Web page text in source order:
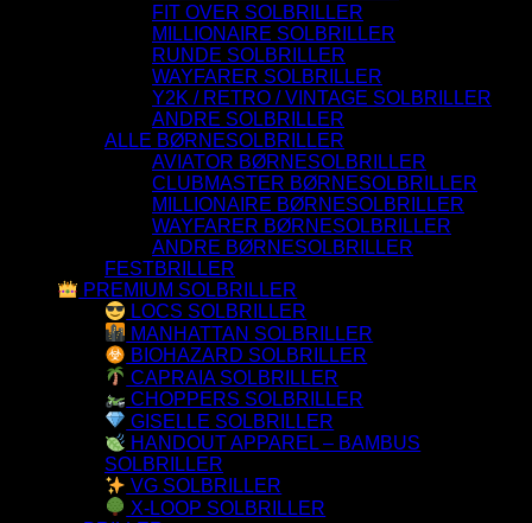
FIT OVER SOLBRILLER
MILLIONAIRE SOLBRILLER
RUNDE SOLBRILLER
WAYFARER SOLBRILLER
Y2K / RETRO / VINTAGE SOLBRILLER
ANDRE SOLBRILLER
ALLE BØRNESOLBRILLER
AVIATOR BØRNESOLBRILLER
CLUBMASTER BØRNESOLBRILLER
MILLIONAIRE BØRNESOLBRILLER
WAYFARER BØRNESOLBRILLER
ANDRE BØRNESOLBRILLER
FESTBRILLER
PREMIUM SOLBRILLER
LOCS SOLBRILLER
MANHATTAN SOLBRILLER
BIOHAZARD SOLBRILLER
CAPRAIA SOLBRILLER
CHOPPERS SOLBRILLER
GISELLE SOLBRILLER
HANDOUT APPAREL – BAMBUS
SOLBRILLER
VG SOLBRILLER
X-LOOP SOLBRILLER